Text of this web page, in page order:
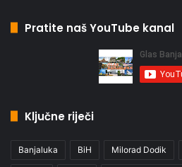
Pratite naš YouTube kanal
Ključne riječi
Banjaluka BiH Milorad Dodik